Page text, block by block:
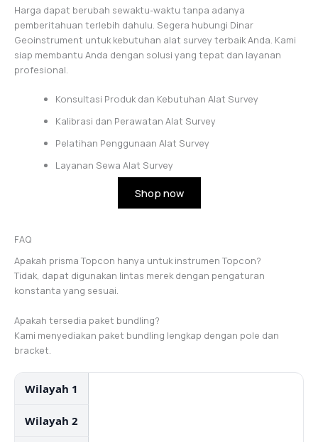
Harga dapat berubah sewaktu-waktu tanpa adanya
pemberitahuan terlebih dahulu. Segera hubungi Dinar
Geoinstrument untuk kebutuhan alat survey terbaik Anda. Kami
siap membantu Anda dengan solusi yang tepat dan layanan
profesional.
Konsultasi Produk dan Kebutuhan Alat Survey
Kalibrasi dan Perawatan Alat Survey
Pelatihan Penggunaan Alat Survey
Layanan Sewa Alat Survey
Shop now
FAQ
Apakah prisma Topcon hanya untuk instrumen Topcon?
Tidak, dapat digunakan lintas merek dengan pengaturan
konstanta yang sesuai.
Apakah tersedia paket bundling?
Kami menyediakan paket bundling lengkap dengan pole dan
bracket.
Wilayah 1
Wilayah 2